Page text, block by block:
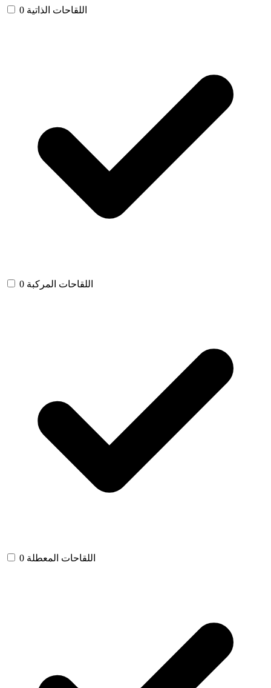
اللقاحات الذاتية 0
اللقاحات المركبة 0
اللقاحات المعطلة 0